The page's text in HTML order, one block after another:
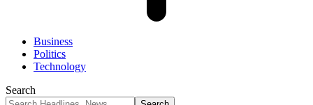
Business
Politics
Technology
Search